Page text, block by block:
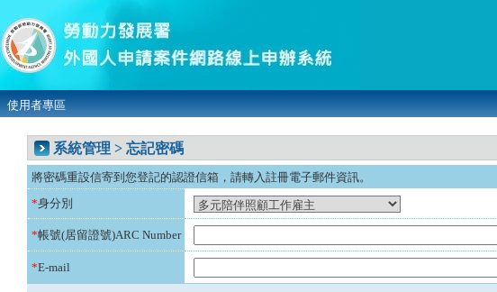
使用者專區
系統管理 > 忘記密碼
將密碼重設信寄到您登記的認證信箱，請轉入註冊電子郵件資訊。
*身分別
*帳號(居留證號)ARC Number
*E-mail